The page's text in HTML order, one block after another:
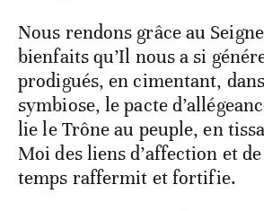
Nous rendons grâce au
bienfaits qu’Il nous a si
prodigués, en cimentant,
symbiose, le pacte
lie le Trône au peuple, en
Moi des liens d’affection et
temps raffermit et fortifie.